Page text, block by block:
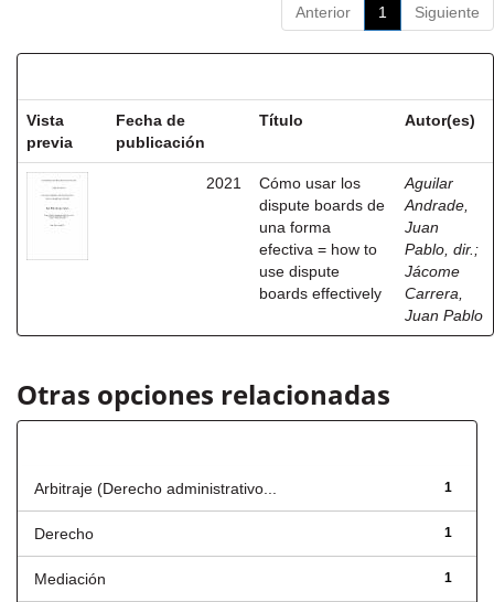
Anterior 1 Siguiente
Vista
previa
Fecha de
publicación
Título Autor(es)
2021
Cómo usar los
dispute boards de
una forma
efectiva = how to
use dispute
boards effectively
Aguilar
Andrade,
Juan
Pablo, dir. ;
Jácome
Carrera,
Juan Pablo
Otras opciones relacionadas
1
Arbitraje (Derecho administrativo...
1
Derecho
1
Mediación